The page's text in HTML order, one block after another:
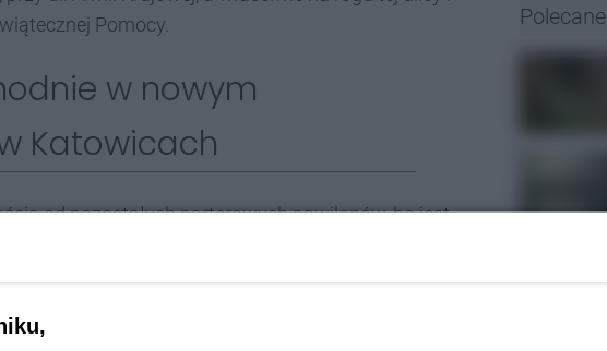
Pomocy.
w nowym
Katowicach
od pozostałych parterowych pawilonów, bo jest
stylistycznie pasuje do reszty, ma czarny kolor i
został on już wynajęty w całości.
Polecane